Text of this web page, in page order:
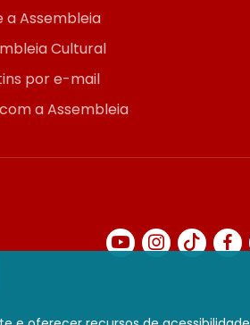
a Assembleia
Cultural
por e-mail
a Assembleia